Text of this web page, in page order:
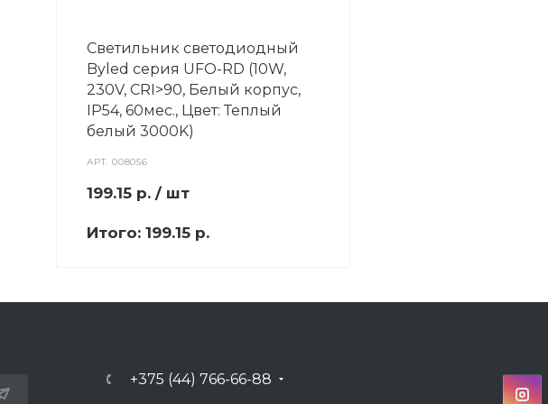
Светильник светодиодный
Byled серия UFO-RD (10W,
230V, CRI>90, Белый корпус,
IP54, 60мес., Цвет: Теплый
белый 3000K)
АРТ.008056
199.15 р. / шт
Итого: 199.15 р.
+375 (44) 766-66-88